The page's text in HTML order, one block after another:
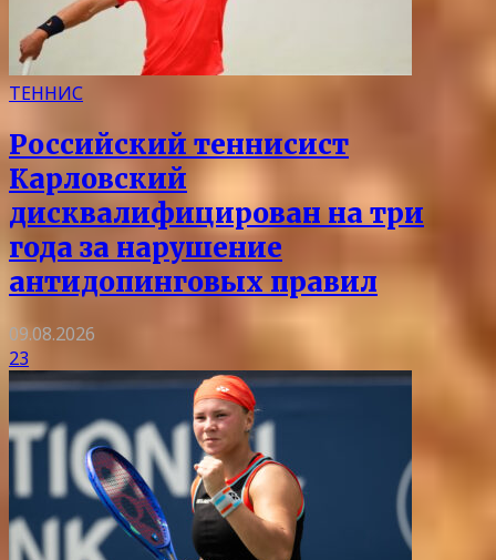
ТЕННИС
Российский теннисист
Карловский
дисквалифицирован на три
года за нарушение
антидопинговых правил
09.08.2026
23